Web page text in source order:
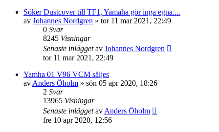
Söker Dustcover till TF1, Yamaha gör inga egna....
av Johannes Nordgren » tor 11 mar 2021, 22:49
0 Svar
8245 Visningar
Senaste inläggetav Johannes Nordgren
tor 11 mar 2021, 22:49
Yamha 01 V96 VCM säljes
av Anders Öholm » sön 05 apr 2020, 18:26
2 Svar
13965 Visningar
Senaste inläggetav Anders Öholm
fre 10 apr 2020, 12:56